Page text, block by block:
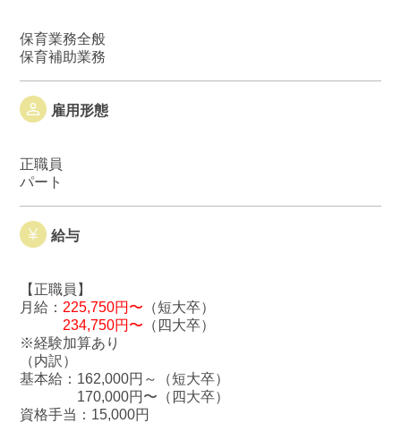
保育業務全般
保育補助業務
雇用形態
正職員
パート
給与
【正職員】
月給： 225,750円〜 （短大卒）
234,750円〜 （四大卒）
※経験加算あり
（内訳）
基本給：162,000円～（短大卒）
170,000円〜（四大卒）
資格手当：15,000円